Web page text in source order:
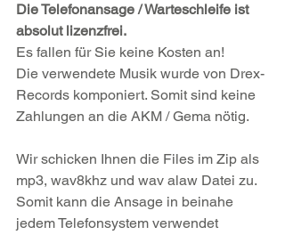
Die Telefonansage / Warteschleife ist
absolut lizenzfrei.
Es fallen für Sie keine Kosten an!
Die verwendete Musik wurde von Drex-
Records komponiert. Somit sind keine
Zahlungen an die AKM / Gema nötig.
Wir schicken Ihnen die Files im Zip als
mp3, wav8khz und wav alaw Datei zu.
Somit kann die Ansage in beinahe
jedem Telefonsystem verwendet